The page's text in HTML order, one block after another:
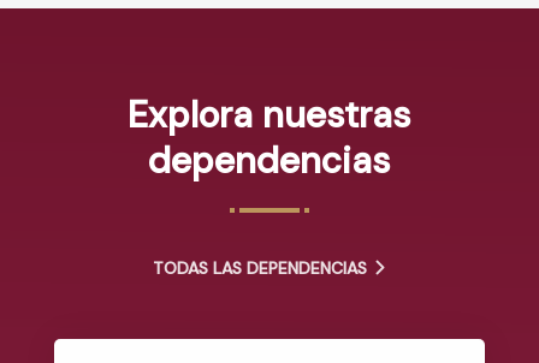
Explora nuestras
dependencias
TODAS LAS DEPENDENCIAS